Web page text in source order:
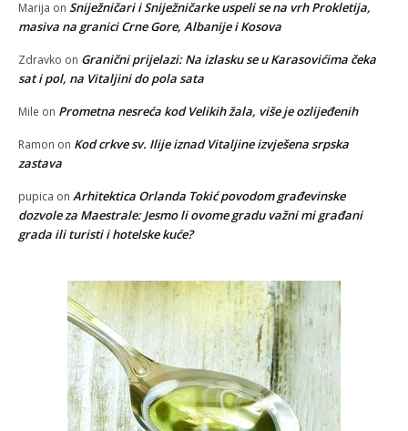
Marija on Sniježničari i Sniježničarke uspeli se na vrh Prokletija,
masiva na granici Crne Gore, Albanije i Kosova
Zdravko on Granični prijelazi: Na izlasku se u Karasovićima čeka
sat i pol, na Vitaljini do pola sata
Mile on Prometna nesreća kod Velikih žala, više je ozlijeđenih
Ramon on Kod crkve sv. Ilije iznad Vitaljine izvješena srpska
zastava
pupica on Arhitektica Orlanda Tokić povodom građevinske
dozvole za Maestrale: Jesmo li ovome gradu važni mi građani
grada ili turisti i hotelske kuće?